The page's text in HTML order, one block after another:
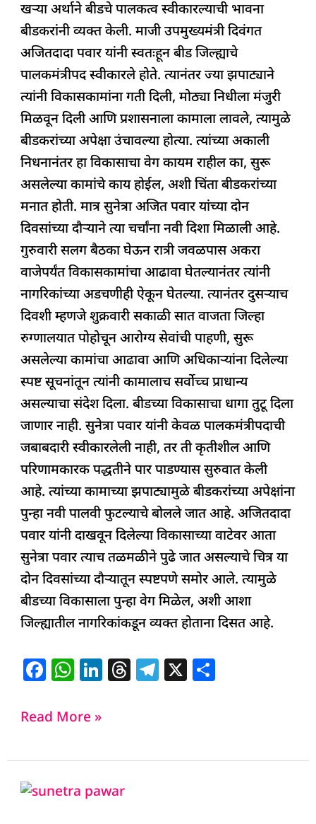
खऱ्या अर्थाने बीडचे पालकत्व स्वीकारल्याची भावना
बीडकरांनी व्यक्त केली. माजी उपमुख्यमंत्री दिवंगत
अजितदादा पवार यांनी स्वतःहून बीड जिल्ह्याचे
पालकमंत्रीपद स्वीकारले होते. त्यानंतर ज्या झपाट्याने
त्यांनी विकासकामांना गती दिली, मोठ्या निधीला मंजुरी
मिळवून दिली आणि प्रशासनाला कामाला लावले, त्यामुळे
बीडकरांच्या अपेक्षा उंचावल्या होत्या. त्यांच्या अकाली
निधनानंतर हा विकासाचा वेग कायम राहील का, सुरू
असलेल्या कामांचे काय होईल, अशी चिंता बीडकरांच्या
मनात होती. मात्र सुनेत्रा अजित पवार यांच्या दोन
दिवसांच्या दौऱ्याने त्या चर्चांना नवी दिशा मिळाली आहे.
गुरुवारी सलग बैठका घेऊन रात्री जवळपास अकरा
वाजेपर्यंत विकासकामांचा आढावा घेतल्यानंतर त्यांनी
नागरिकांच्या अडचणीही ऐकून घेतल्या. त्यानंतर दुसऱ्याच
दिवशी म्हणजे शुक्रवारी सकाळी सात वाजता जिल्हा
रुग्णालयात पोहोचून आरोग्य सेवांची पाहणी, सुरू
असलेल्या कामांचा आढावा आणि अधिकाऱ्यांना दिलेल्या
स्पष्ट सूचनांतून त्यांनी कामालाच सर्वोच्च प्राधान्य
असल्याचा संदेश दिला. बीडच्या विकासाचा धागा तुटू दिला
जाणार नाही. सुनेत्रा पवार यांनी केवळ पालकमंत्रीपदाची
जबाबदारी स्वीकारलेली नाही, तर ती कृतीशील आणि
परिणामकारक पद्धतीने पार पाडण्यास सुरुवात केली
आहे. त्यांच्या कामाच्या झपाट्यामुळे बीडकरांच्या अपेक्षांना
पुन्हा नवी पालवी फुटल्याचे बोलले जात आहे. अजितदादा
पवार यांनी दाखवून दिलेल्या विकासाच्या वाटेवर आता
सुनेत्रा पवार त्याच तळमळीने पुढे जात असल्याचे चित्र या
दोन दिवसांच्या दौऱ्यातून स्पष्टपणे समोर आले. त्यामुळे
बीडच्या विकासाला पुन्हा वेग मिळेल, अशी आशा
जिल्ह्यातील नागरिकांकडून व्यक्त होताना दिसत आहे.
F
c
b
o
o
W
at
A
p
p
Li
dI
n
T
d
T
ra
X
Read More »
Sunetra